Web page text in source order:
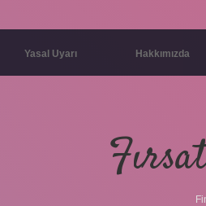
Yasal Uyarı Hakkımızda